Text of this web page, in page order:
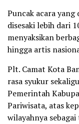
Puncak acara
disesaki lebih dari
menyaksikan
hingga artis
Plt. Camat Kota
rasa syukur
Pemerintah
Pariwisata, atas
wilayahnya